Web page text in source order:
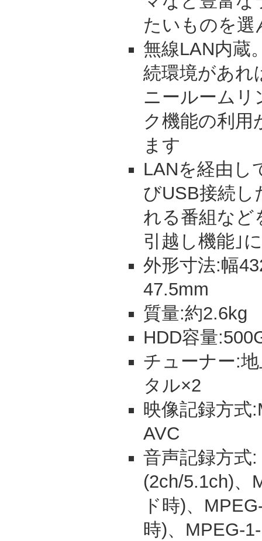
たいものを選
無線LAN内蔵
続環境があれ
ニールームリ
ク機能の利用
ます
LANを経由し
びUSB接続し
れる番組など
引越し機能｣
外形寸法:幅
47.5mm
質量:約2.6kg
HDD容量
チューナー:
タル×2
映像記録方式
AVC
音声記録方式
(2ch/5.1ch)、
ド時)、
時)、MPEG-